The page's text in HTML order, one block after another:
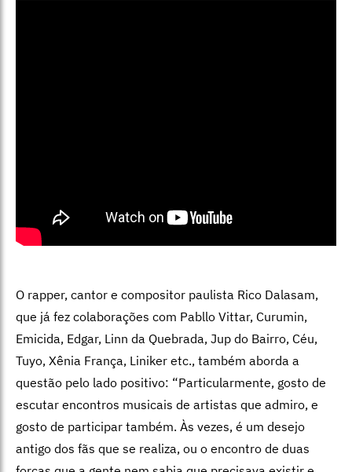
O rapper, cantor e compositor paulista Rico Dalasam,
que já fez colaborações com Pabllo Vittar, Curumin,
Emicida, Edgar, Linn da Quebrada, Jup do Bairro, Céu,
Tuyo, Xênia França, Liniker etc., também aborda a
questão pelo lado positivo: “Particularmente, gosto de
escutar encontros musicais de artistas que admiro, e
gosto de participar também. Às vezes, é um desejo
antigo dos fãs que se realiza, ou o encontro de duas